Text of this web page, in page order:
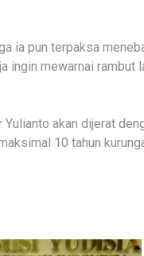
ia pun terpaksa
ingin mewarnai rambut
akan dijerat
10 tahun